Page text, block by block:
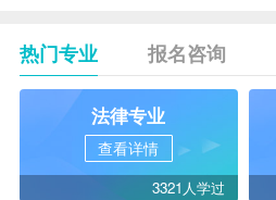
热门专业 报名咨询
法律专业
查看详情
3321人学过